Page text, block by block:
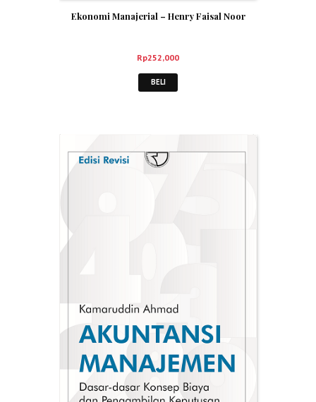
Ekonomi Manajerial – Henry Faisal Noor
Rp252,000
BELI